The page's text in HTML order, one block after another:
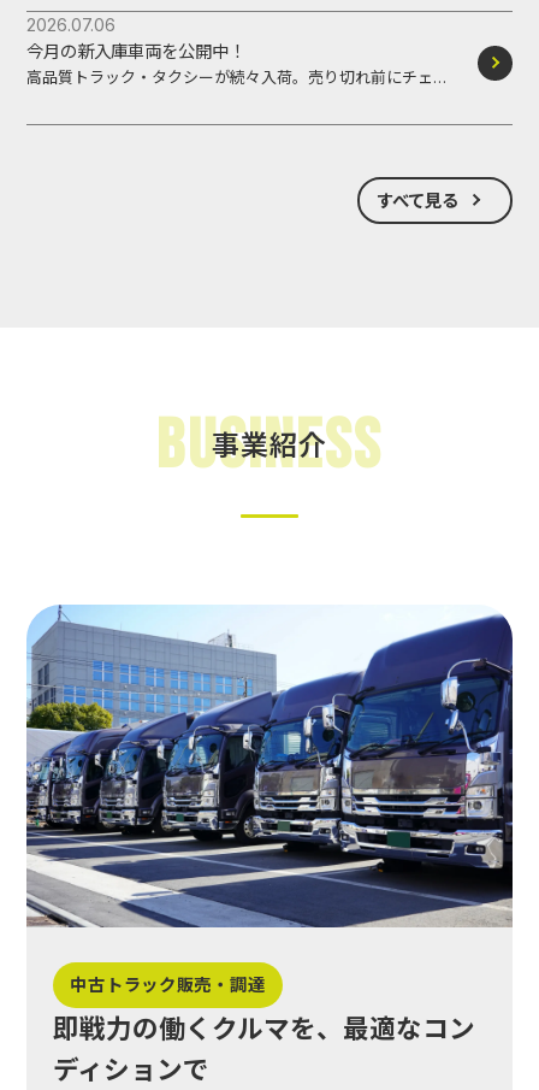
2026.07.06
今月の新入庫車両を公開中！
高品質トラック・タクシーが続々入荷。売り切れ前にチェッ
すべて見る
事業紹介
Business
中古トラック販売・調達
即戦力の働くクルマを、最適なコン
ディションで